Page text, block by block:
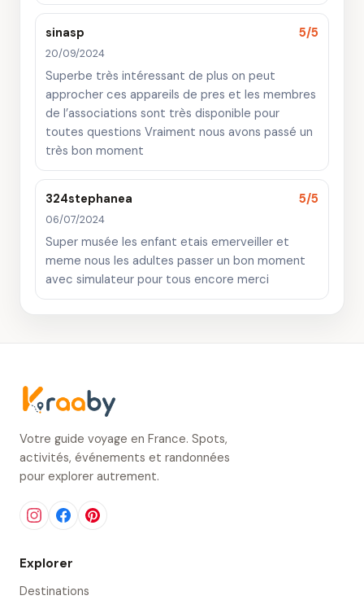
sinasp 5/5
20/09/2024
Superbe très intéressant de plus on peut
approcher ces appareils de pres et les membres
de l’associations sont très disponible pour
toutes questions Vraiment nous avons passé un
très bon moment
324stephanea 5/5
06/07/2024
Super musée les enfant etais emerveiller et
meme nous les adultes passer un bon moment
avec simulateur pour tous encore merci
Votre guide voyage en France. Spots,
activités, événements et randonnées
pour explorer autrement.
Explorer
Destinations